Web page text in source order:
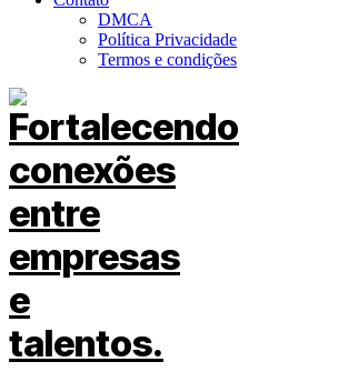
DMCA
Política Privacidade
Termos e condições